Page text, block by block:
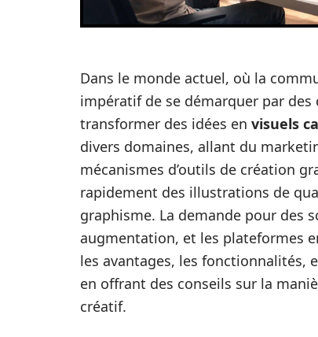
Dans le monde actuel, où la
impératif de se démarquer par
transformer des idées en visuels
divers domaines, allant du
mécanismes d’outils de création
rapidement des illustrations de
graphisme. La demande pour des
augmentation, et les plateformes
les avantages, les fonctionnalités,
en offrant des conseils sur la
créatif.